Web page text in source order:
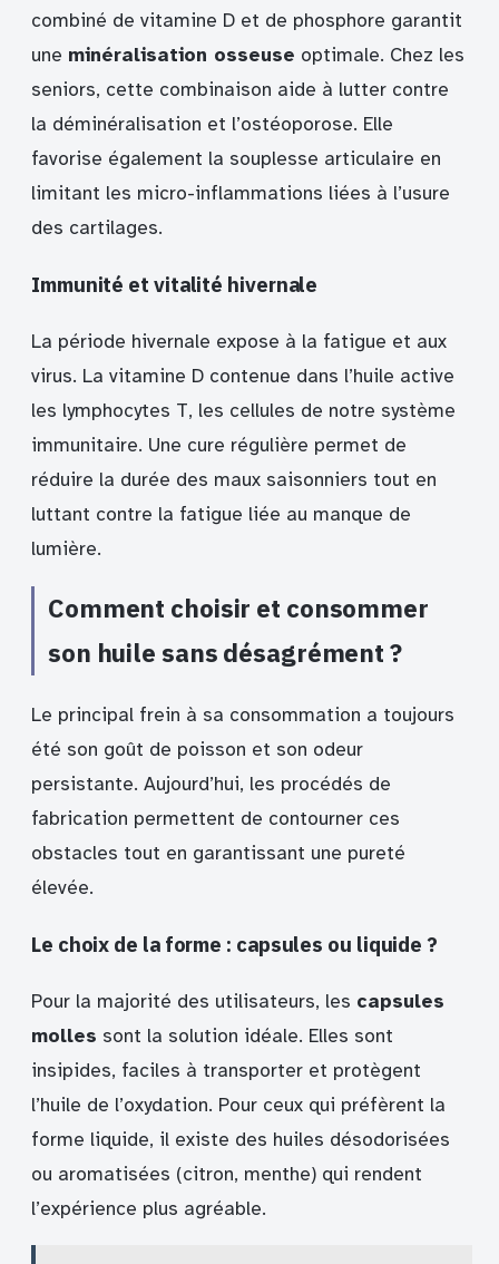
combiné de vitamine D et de phosphore garantit
une minéralisation osseuse optimale. Chez les
seniors, cette combinaison aide à lutter contre
la déminéralisation et l’ostéoporose. Elle
favorise également la souplesse articulaire en
limitant les micro-inflammations liées à l’usure
des cartilages.
Immunité et vitalité hivernale
La période hivernale expose à la fatigue et aux
virus. La vitamine D contenue dans l’huile active
les lymphocytes T, les cellules de notre système
immunitaire. Une cure régulière permet de
réduire la durée des maux saisonniers tout en
luttant contre la fatigue liée au manque de
lumière.
Comment choisir et consommer
son huile sans désagrément ?
Le principal frein à sa consommation a toujours
été son goût de poisson et son odeur
persistante. Aujourd’hui, les procédés de
fabrication permettent de contourner ces
obstacles tout en garantissant une pureté
élevée.
Le choix de la forme : capsules ou liquide ?
Pour la majorité des utilisateurs, les capsules
molles sont la solution idéale. Elles sont
insipides, faciles à transporter et protègent
l’huile de l’oxydation. Pour ceux qui préfèrent la
forme liquide, il existe des huiles désodorisées
ou aromatisées (citron, menthe) qui rendent
l’expérience plus agréable.